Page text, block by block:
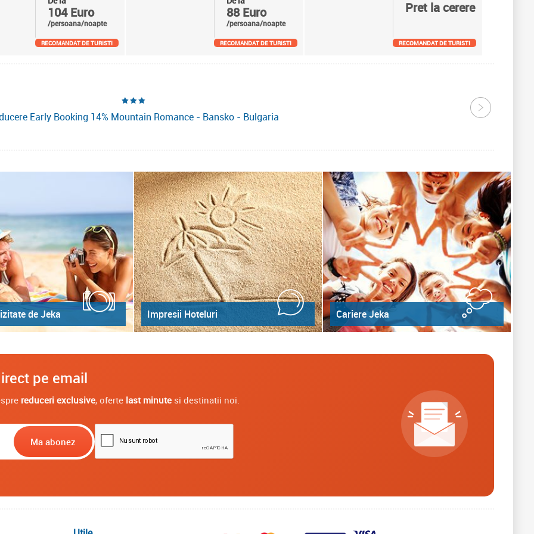
104 Euro
/persoana/noapte
RECOMANDAT DE TURISTI
88 Euro
/persoana/noapte
RECOMANDAT DE TURISTI
Pret la cerere
RECOMANDAT DE TURISTI
Early Booking 14% Mountain Romance - Bansko - Bulgaria
de Jeka Impresii Hoteluri Cariere Jeka
pe email
reduceri exclusive, oferte last minutesi destinatii noi.